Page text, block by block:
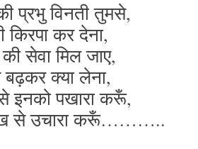
प्रभु विनती तुमसे,
किरपा कर देना,
सेवा मिल जाए,
क्या लेना,
इनको पखारा करूँ,
से उचारा करूँ………..